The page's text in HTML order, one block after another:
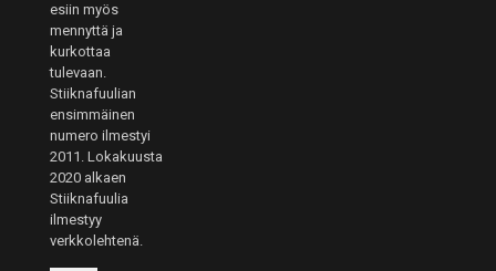
esiin myös
mennyttä ja
kurkottaa
tulevaan.
Stiiknafuulian
ensimmäinen
numero ilmestyi
2011. Lokakuusta
2020 alkaen
Stiiknafuulia
ilmestyy
verkkolehtenä.